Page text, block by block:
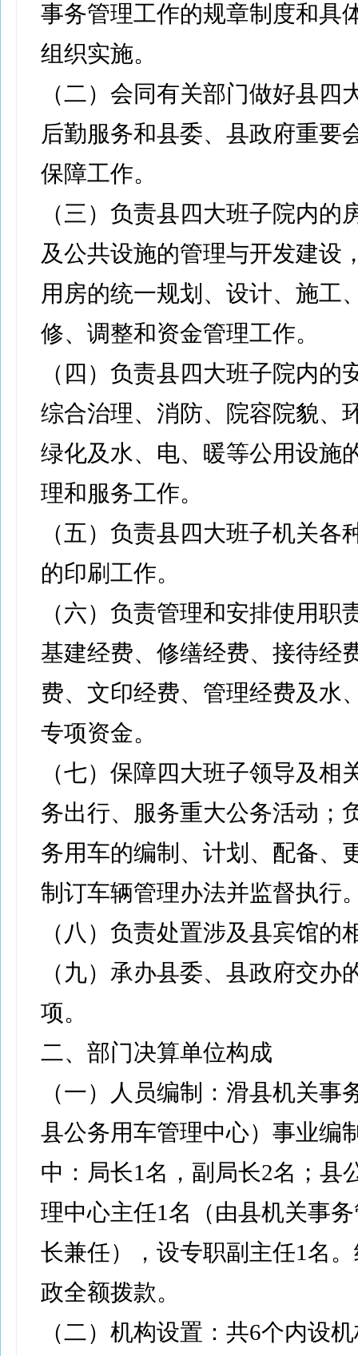
事务管理工作的规章制度和具
组织实施。
（二）会同有关部门做好县四
后勤服务和县委、县政府重要
保障工作。
（三）负责县四大班子院内的
及公共设施的管理与开发建设
用房的统一规划、设计、施工
修、调整和资金管理工作。
（四）负责县四大班子院内的
综合治理、消防、院容院貌、
绿化及水、电、暖等公用设施
理和服务工作。
（五）负责县四大班子机关各
的印刷工作。
（六）负责管理和安排使用职
基建经费、修缮经费、接待经
费、文印经费、管理经费及水
专项资金。
（七）保障四大班子领导及相
务出行、服务重大公务活动；
务用车的编制、计划、配备、
制订车辆管理办法并监督执行
（八）负责处置涉及县宾馆的
（九）承办县委、县政府交办
项。
二、部门决算单位构成
（一）人员编制：滑县机关事
县公务用车管理中心）事业编
中：局长1名，副局长2名；县
理中心主任1名（由县机关事
长兼任），设专职副主任1名
政全额拨款。
（二）机构设置：共6个内设